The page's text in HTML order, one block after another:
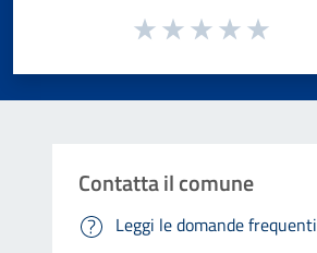
Valuta da 1 a 5 stelle la pagina
Contatta il comune
Leggi le domande frequenti